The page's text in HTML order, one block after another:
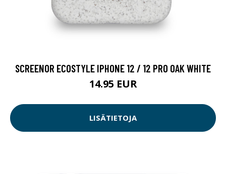
SCREENOR ECOSTYLE IPHONE 12 / 12 PRO OAK WHITE
14.95 EUR
LISÄTIETOJA